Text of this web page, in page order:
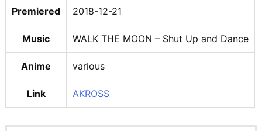
Premiered 2018-12-21
Music WALK THE MOON – Shut Up and Dance
Anime various
Link AKROSS